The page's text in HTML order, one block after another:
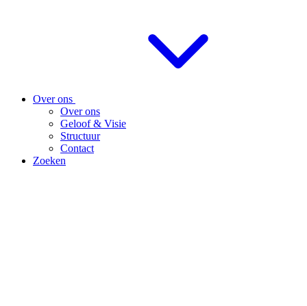
Over ons
Over ons
Geloof & Visie
Structuur
Contact
Zoeken